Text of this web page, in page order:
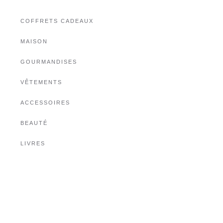
COFFRETS CADEAUX
MAISON
GOURMANDISES
VÊTEMENTS
ACCESSOIRES
BEAUTÉ
LIVRES